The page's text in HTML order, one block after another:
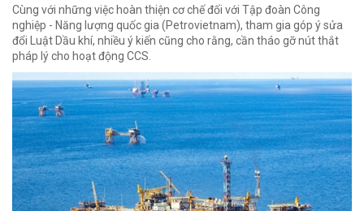
Cùng với những việc hoàn thiện cơ chế đối với Tập đoàn Công
nghiệp - Năng lượng quốc gia (Petrovietnam), tham gia góp ý sửa
đổi Luật Dầu khí, nhiều ý kiến cũng cho rằng, cần tháo gỡ nút thắt
pháp lý cho hoạt động CCS.